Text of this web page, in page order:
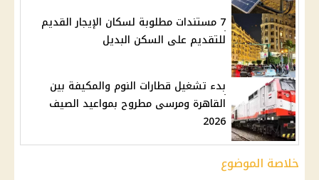
7 مستندات مطلوبة لسكان الإيجار القديم
للتقديم على السكن البديل
بدء تشغيل قطارات النوم والمكيفة بين
القاهرة ومرسى مطروح بمواعيد الصيف
2026
خلاصة الموضوع